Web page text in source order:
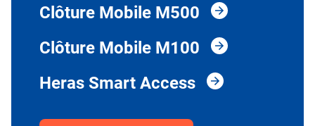
Clôture Mobile M500
Clôture Mobile M100
Heras Smart Access